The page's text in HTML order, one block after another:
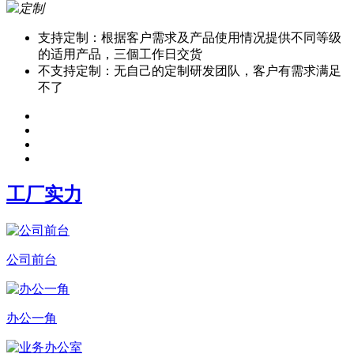
定制
支持定制：根据客户需求及产品使用情况提供不同等级
的适用产品，三個工作日交货
不支持定制：无自己的定制研发团队，客户有需求满足
不了
工厂实力
公司前台
办公一角